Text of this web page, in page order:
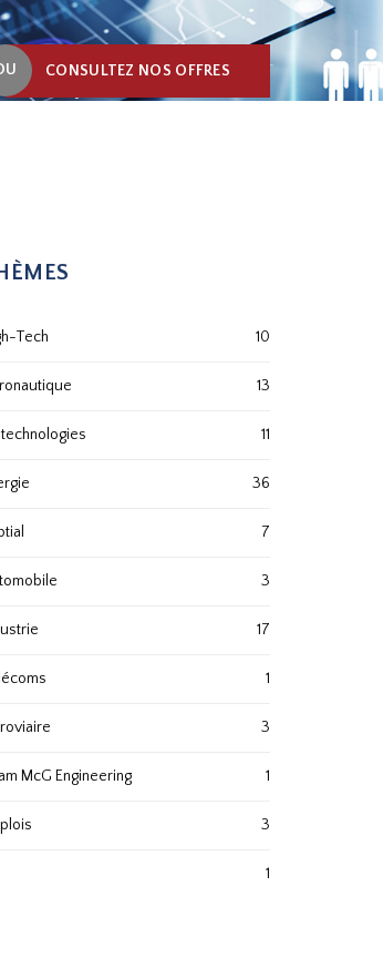
CONSULTEZ NOS OFFRES
Tech 10
13
11
36
7
3
17
1
3
McG Engineering 1
3
1